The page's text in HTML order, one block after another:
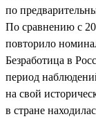
по
По сравнению с
повторило
Безработица в
период
на свой
в стране